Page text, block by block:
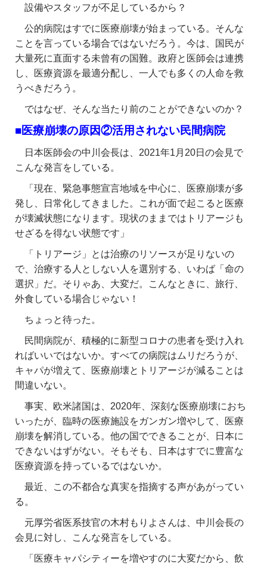
設備やスタッフが不足しているから？
公的病院はすでに医療崩壊が始まっている。そんな
ことを言っている場合ではないだろう。今は、国民が
大量死に直面する未曾有の国難。政府と医師会は連携
し、医療資源を最適分配し、一人でも多くの人命を救
うべきだろう。
ではなぜ、そんな当たり前のことができないのか？
■医療崩壊の原因②活用されない民間病院
日本医師会の中川会長は、2021年1月20日の会見で
こんな発言をしている。
「現在、緊急事態宣言地域を中心に、医療崩壊が多
発し、日常化してきました。これが面で起こると医療
が壊滅状態になります。現状のままではトリアージも
せざるを得ない状態です」
「トリアージ」とは治療のリソースが足りないの
で、治療する人としない人を選別する、いわば「命の
選択」だ。そりゃあ、大変だ。こんなときに、旅行、
外食している場合じゃない！
ちょっと待った。
民間病院が、積極的に新型コロナの患者を受け入れ
ればいいではないか。すべての病院はムリだろうが、
キャパが増えて、医療崩壊とトリアージが減ることは
間違いない。
事実、欧米諸国は、2020年、深刻な医療崩壊におち
いったが、臨時の医療施設をガンガン増やして、医療
崩壊を解消している。他の国でできることが、日本に
できないはずがない。そもそも、日本はすでに豊富な
医療資源を持っているではないか。
最近、この不都合な真実を指摘する声があがってい
る。
元厚労省医系技官の木村もりよさんは、 中川会長の
会見に対し、こんな発言をしている。
「医療キャパシティーを増やすのに大変だから、飲